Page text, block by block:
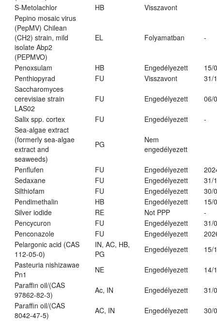
S-Metolachlor HB
Visszavont
Pepino mosaic virus
(PepMV) Chilean
(CH2) strain, mild
isolate Abp2
(PEPMVO)
EL Folyamatban -
Penoxsulam HB Engedélyezett
15/
Penthiopyrad
FU Visszavont
31/
Saccharomyces
cerevisiae strain
LAS02
FU Engedélyezett 06/
Salix spp. cortex FU Engedélyezett
-
Sea-algae extract
(formerly sea-algae
extract and
seaweeds)
PG
Nem
engedélyezett
Penflufen FU Engedélyezett
Sedaxane
FU Engedélyezett
31/
Silthiofam
FU Engedélyezett
30/
Pendimethalin
HB Engedélyezett
15/
Silver iodide
RE Not PPP
-
Pencycuron
FU Engedélyezett
31/
Penconazole
FU Engedélyezett
Pelargonic acid (CAS
112-05-0)
IN, AC, HB,
PG
Engedélyezett
15/
Pasteuria nishizawae
Pn1
NE Engedélyezett
14/
Paraffin oil/(CAS
97862-82-3)
Ac, IN Engedélyezett
31/
Paraffin oil/(CAS
8042-47-5)
AC, IN Engedélyezett 30/